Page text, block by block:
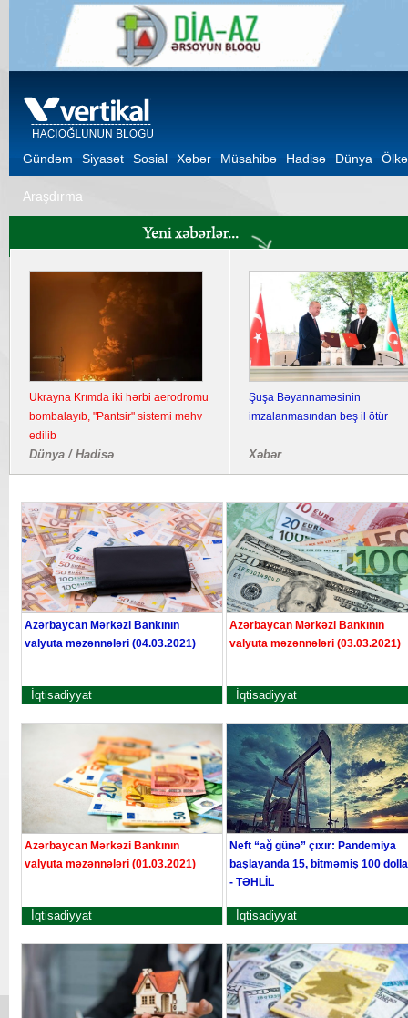
Gündəm Siyasət Sosial Xəbər Müsahibə Hadisə Dünya Ölkə
Araşdırma
Ukrayna Krımda iki hərbi aerodromu
bombalayıb, "Pantsir" sistemi məhv
edilib
Dünya / Hadisə
Şuşa Bəyannaməsinin
imzalanmasından beş il ötür
Xəbər
Azərbaycan Mərkəzi Bankının
valyuta məzənnələri (04.03.2021)
İqtisadiyyat
Azərbaycan Mərkəzi Bankının
valyuta məzənnələri (03.03.2021)
İqtisadiyyat
Azərbaycan Mərkəzi Bankının
valyuta məzənnələri (01.03.2021)
İqtisadiyyat
Neft “ağ günə” çıxır: Pandemiya
başlayanda 15, bitməmiş 100
- TƏHLİL
İqtisadiyyat